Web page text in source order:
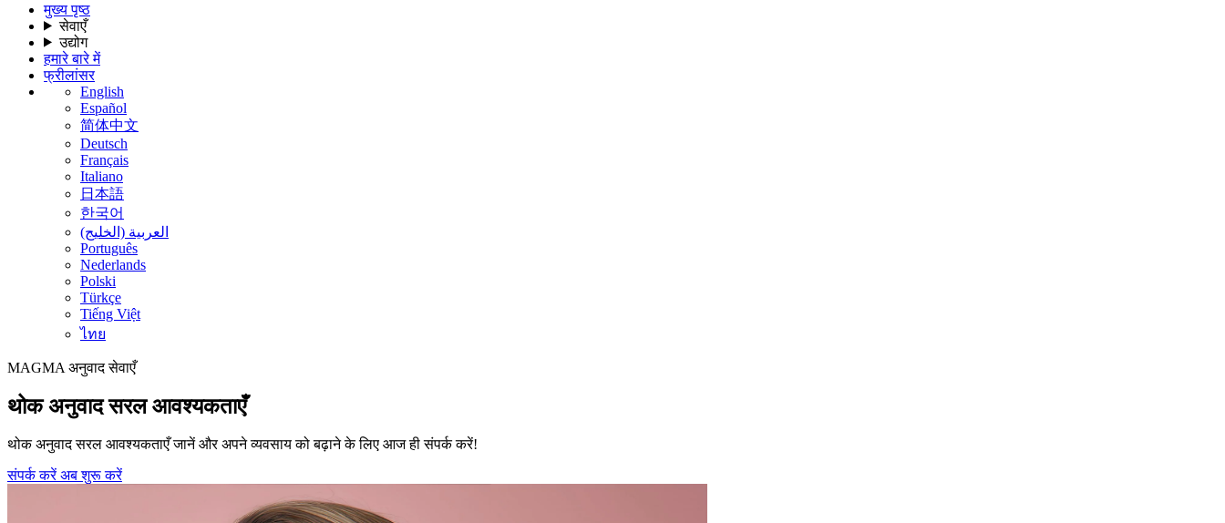
मुख्य पृष्ठ
सेवाएँ
उद्योग
हमारे बारे में
फ्रीलांसर
English
Español
简体中文
Deutsch
Français
Italiano
日本語
한국어
العربية (الخليج)
Português
Nederlands
Polski
Türkçe
Tiếng Việt
ไทย
MAGMA अनुवाद सेवाएँ
थोक अनुवाद सरल आवश्यकताएँ
थोक अनुवाद सरल आवश्यकताएँ जानें और अपने व्यवसाय को बढ़ाने के लिए आज ही संपर्क करें!
संपर्क करेंअब शुरू करें